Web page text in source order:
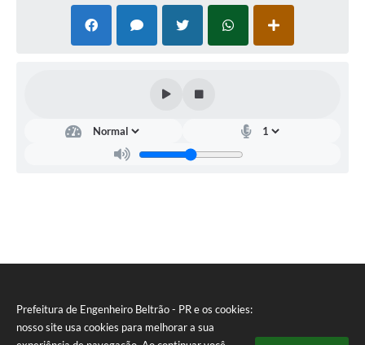
Prefeitura de Engenheiro Beltrão - PR e os cookies:
nosso site usa cookies para melhorar a sua